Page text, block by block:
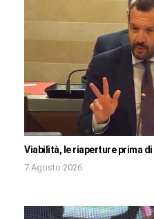
Viabilità, le riaperture prima
7 Agosto 2026